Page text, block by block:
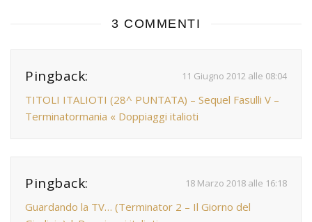
3 COMMENTI
Pingback: 11 Giugno 2012 alle 08:04
TITOLI ITALIOTI (28^ PUNTATA) – Sequel Fasulli V –
Terminatormania « Doppiaggi italioti
Pingback: 18 Marzo 2018 alle 16:18
Guardando la TV… (Terminator 2 – Il Giorno del